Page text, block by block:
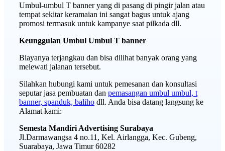
Umbul-umbul T banner yang di pasang di pingir jalan atau
tempat sekitar keramaian ini sangat bagus untuk ajang
promosi termasuk untuk kampanye saat pilkada dll.
Keunggulan Umbul Umbul T banner
Biayanya terjangkau dan bisa dilihat banyak orang yang
melewati jalanan tersebut.
Silahkan hubungi kami untuk pemesanan dan konsultasi
seputar jasa pembuatan dan pemasangan umbul umbul, t
banner, spanduk, baliho dll. Anda bisa datang langsung ke
Alamat kami:
Semesta Mandiri Advertising Surabaya
Jl.Darmawangsa 4 no.11, Kel. Airlangga, Kec. Gubeng,
Suarabaya, Jawa Timur 60282